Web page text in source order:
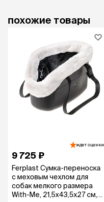
похожие товары
ждет оценки
9 725 ₽
Ferplast Сумка-переноска
с меховым чехлом для
собак мелкого размера
With-Me, 21,5x43,5x27 см,